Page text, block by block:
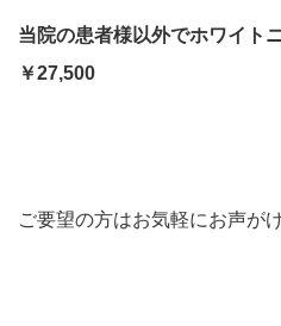
当院の患者様以外でホワイト
￥27,500
ご要望の方はお気軽にお声が